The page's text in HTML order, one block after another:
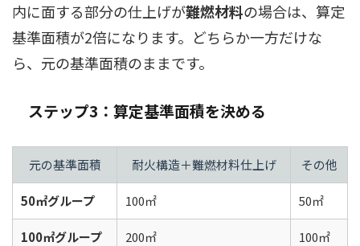
内に面する部分の仕上げが難燃材料の場合は、算定
基準面積が2倍になります。どちらか一方だけな
ら、元の基準面積のままです。
ステップ3：算定基準面積を決める
元の基準面積 耐火構造＋難燃材料仕上げ その他
50㎡グループ 100㎡ 50㎡
100㎡グループ 200㎡ 100㎡